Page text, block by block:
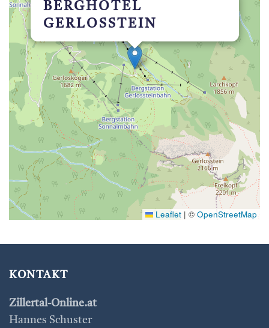
BERGHOTEL
GERLOSSTEIN
Leaflet | © OpenStreetMap
KONTAKT
Zillertal-Online.at
Hannes Schuster